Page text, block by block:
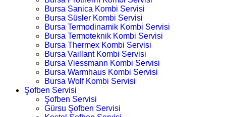
Bursa Sanica Kombi Servisi
Bursa Süsler Kombi Servisi
Bursa Termodinamik Kombi Servisi
Bursa Termoteknik Kombi Servisi
Bursa Thermex Kombi Servisi
Bursa Vaillant Kombi Servisi
Bursa Viessmann Kombi Servisi
Bursa Warmhaus Kombi Servisi
Bursa Wolf Kombi Servisi
Şofben Servisi
Şofben Servisi
Gürsu Şofben Servisi